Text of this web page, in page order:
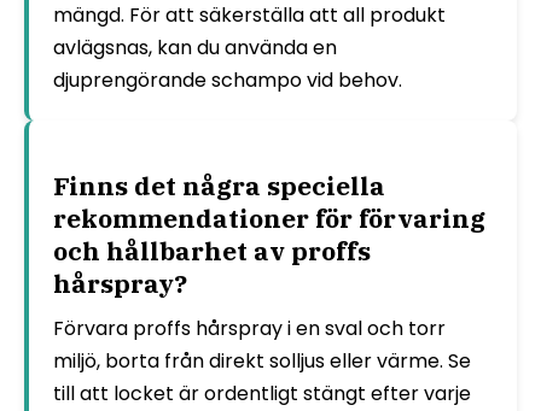
mängd. För att säkerställa att all produkt
avlägsnas, kan du använda en
djuprengörande schampo vid behov.
Finns det några speciella
rekommendationer för förvaring
och hållbarhet av proffs
hårspray?
Förvara proffs hårspray i en sval och torr
miljö, borta från direkt solljus eller värme. Se
till att locket är ordentligt stängt efter varje